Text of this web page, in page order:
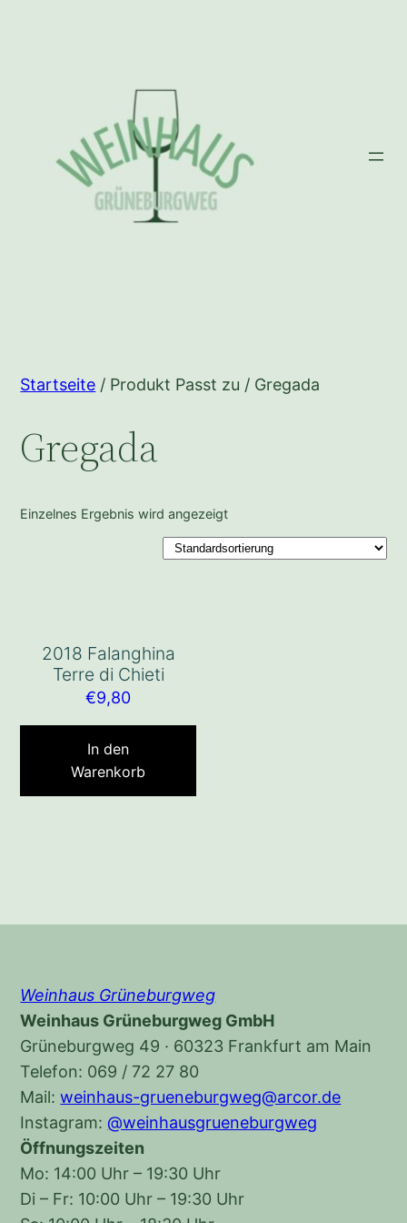
Startseite / Produkt Passt zu / Gregada
Gregada
Einzelnes Ergebnis wird angezeigt
2018 Falanghina
Terre di Chieti
€9,80
In den
Warenkorb
Weinhaus Grüneburgweg
Weinhaus Grüneburgweg GmbH
Grüneburgweg 49 · 60323 Frankfurt am Main
Telefon: 069 / 72 27 80
Mail:weinhaus-grueneburgweg@arcor.de
Instagram:@weinhausgrueneburgweg
Öffnungszeiten
Mo: 14:00 Uhr – 19:30 Uhr
Di – Fr: 10:00 Uhr – 19:30 Uhr